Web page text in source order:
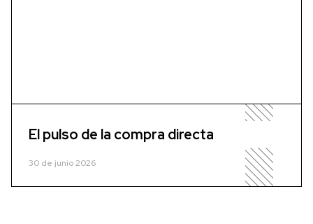
El pulso de la compra directa
30 de junio 2026